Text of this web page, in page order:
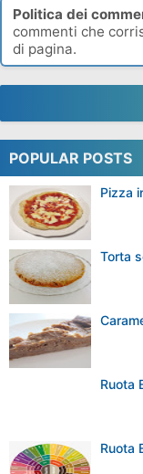
Politica dei
commenti che
di pagina.
POPULAR POSTS
Pizza
Torta
Ruota
Ruota